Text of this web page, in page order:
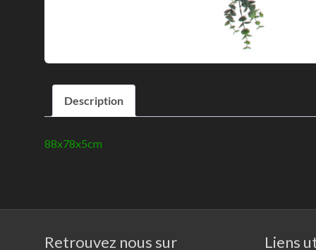
Description
88x78x5cm
Retrouvez nous sur Liens